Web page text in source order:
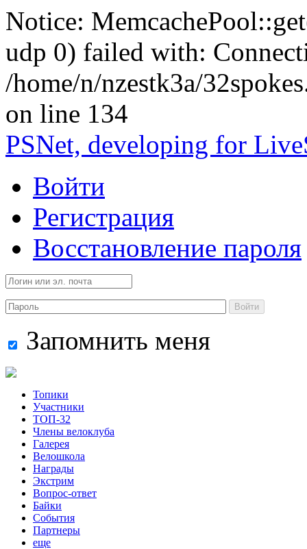
Notice:
udp 0) failed with:
/home/n/nzestk3a/
on line 134
PSNet, developing for
Войти
Регистрация
Восстановление пароля
Войти
Запомнить меня
Топики
Участники
ТОП-32
Члены велоклуба
Галерея
Велошкола
Награды
Экстрим
Вопрос-ответ
Байки
События
Партнеры
еще